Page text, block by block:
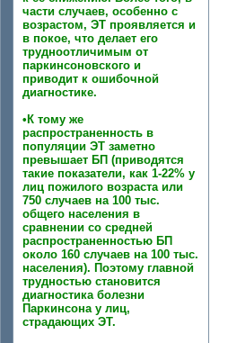
части случаев, особенно с
возрастом, ЭТ проявляется и
в покое, что делает его
трудноотличимым от
паркинсоновского и
приводит к ошибочной
диагностике.
•К тому же
распространенность в
популяции ЭТ заметно
превышает БП (приводятся
такие показатели, как 1-22% у
лиц пожилого возраста или
750 случаев на 100 тыс.
общего населения в
сравнении со средней
распространенностью БП
около 160 случаев на 100 тыс.
населения). Поэтому главной
трудностью становится
диагностика болезни
Паркинсона у лиц,
страдающих ЭТ.